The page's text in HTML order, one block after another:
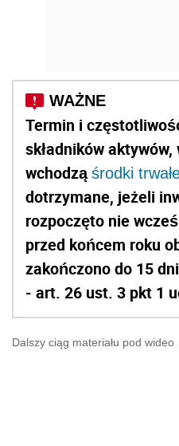
Termin i
składników aktywów,
wchodząśrodki
dotrzymane, jeżeli
rozpoczęto nie
przed końcem roku
zakończono do 15
- art. 26 ust. 3 pkt 1
Dalszy ciąg materiału pod wideo